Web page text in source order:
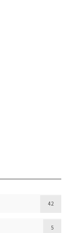
42
5